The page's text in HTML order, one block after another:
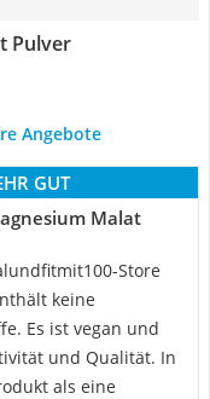
Pulver
Angebote
GUT
Malat
Store
keine
Es ist vegan und
und Qualität. In
als eine